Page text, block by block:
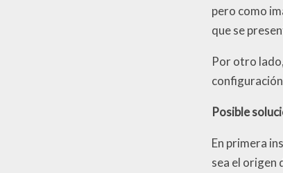
pero como
que se
Por otro
Posible
En primera
sea el origen